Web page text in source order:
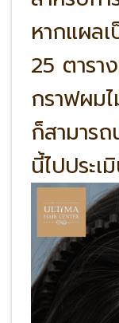
หากแผล
25 ตารา
กราฟผม
ก็สามาร
นี้ไปประเ